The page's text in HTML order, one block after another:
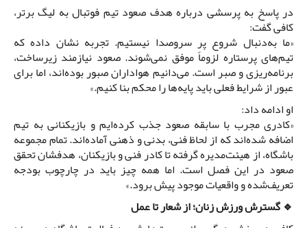
در پاسخ به پرسشی درباره هدف صعود تیم فوتبال به لیگ برتر،
کافی گفت:
«ما به‌دنبال شروع پر سروصدا نیستیم. تجربه نشان داده که
تیم‌های پرستاره لزوماً موفق نمی‌شوند. صعود نیازمند زیرساخت،
برنامه‌ریزی و صبر است. می‌دانیم هواداران صبور بوده‌اند، اما برای
عبور از شرایط فعلی باید پایه‌ها را محکم بنا کنیم.»
او ادامه داد:
«کادری مجرب با سابقه صعود جذب کرده‌ایم و بازیکنانی به تیم
اضافه شده‌اند که از لحاظ فنی، بدنی و ذهنی آماده‌اند. تمام مجموعه
باشگاه، از هیئت‌مدیره گرفته تا کادر فنی و بازیکنان، هدفشان تحقق
صعود در این فصل است. اما همه چیز باید در چارچوب بودجه
تعریف‌شده و واقعیات موجود پیش برود.»
🔹 گسترش ورزش زنان؛ از شعار تا عمل